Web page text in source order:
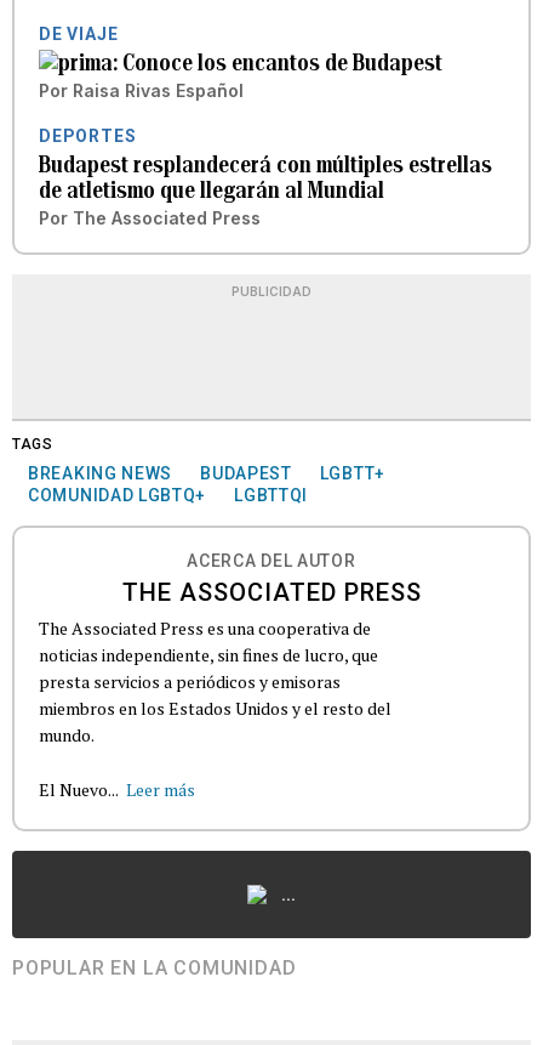
DE VIAJE
Conoce los encantos de Budapest
Por Raisa Rivas Español
DEPORTES
Budapest resplandecerá con múltiples estrellas
de atletismo que llegarán al Mundial
Por The Associated Press
PUBLICIDAD
TAGS
BREAKING NEWS BUDAPEST
LGBTT+
COMUNIDAD LGBTQ+
LGBTTQI
ACERCA DEL AUTOR
THE ASSOCIATED PRESS
The Associated Press es una cooperativa de
noticias independiente, sin fines de lucro, que
presta servicios a periódicos y emisoras
miembros en los Estados Unidos y el resto del
mundo.
El Nuevo... Leer más
...
POPULAR EN LA COMUNIDAD